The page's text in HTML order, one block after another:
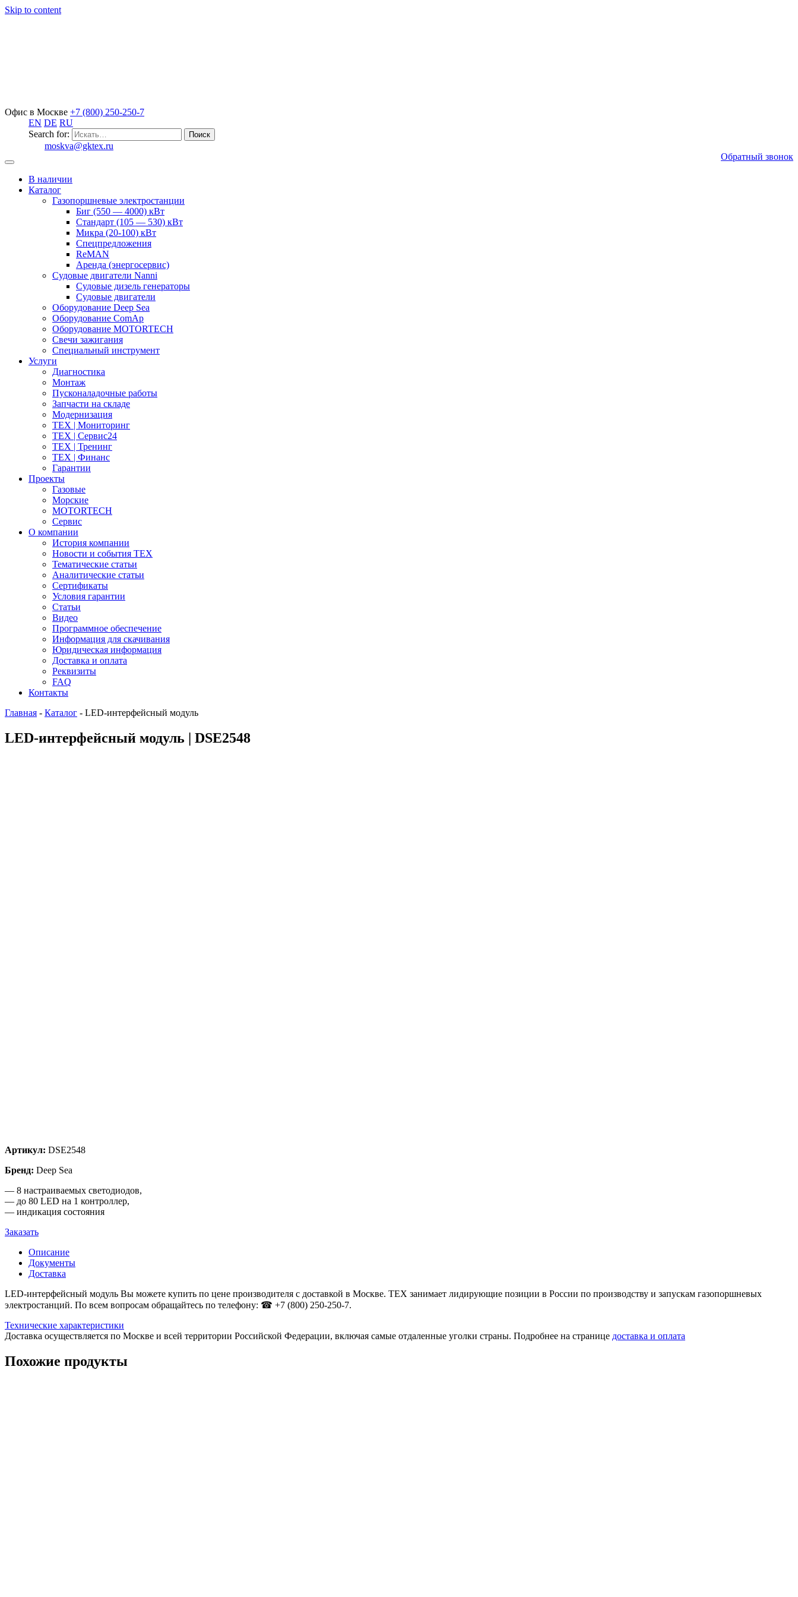
Skip to content
Офис в Москве +7 (800) 250-250-7
EN DE RU
Search for:
moskva@gktex.ru
Обратный звонок
В наличии
Каталог
Газопоршневые электростанции
Биг (550 — 4000) кВт
Стандарт (105 — 530) кВт
Микра (20-100) кВт
Спецпредложения
ReMAN
Аренда (энергосервис)
Судовые двигатели Nanni
Судовые дизель генераторы
Судовые двигатели
Оборудование Deep Sea
Оборудование ComAp
Оборудование MOTORTECH
Свечи зажигания
Специальный инструмент
Услуги
Диагностика
Монтаж
Пусконаладочные работы
Запчасти на складе
Модернизация
ТЕХ | Мониторинг
ТЕХ | Сервис24
ТЕХ | Тренинг
ТЕХ | Финанс
Гарантии
Проекты
Газовые
Морские
MOTORTECH
Сервис
О компании
История компании
Новости и события ТЕХ
Тематические статьи
Аналитические статьи
Сертификаты
Условия гарантии
Статьи
Видео
Программное обеспечение
Информация для скачивания
Юридическая информация
Доставка и оплата
Реквизиты
FAQ
Контакты
Главная - Каталог - LED-интерфейсный модуль
LED-интерфейсный модуль | DSE2548
Артикул: DSE2548
Бренд: Deep Sea
— 8 настраиваемых светодиодов,
— до 80 LED на 1 контроллер,
— индикация состояния
Заказать
Описание
Документы
Доставка
LED-интерфейсный модуль Вы можете купить по цене производителя с доставкой в Москве. ТЕХ занимает лидирующие позиции в России по производству и запускам газопоршневых
электростанций. По всем вопросам обращайтесь по телефону: ☎ +7 (800) 250-250-7.
Технические характеристики
Доставка осуществляется по Москве и всей территории Российской Федерации, включая самые отдаленные уголки страны. Подробнее на странице доставка и оплата
Похожие продукты